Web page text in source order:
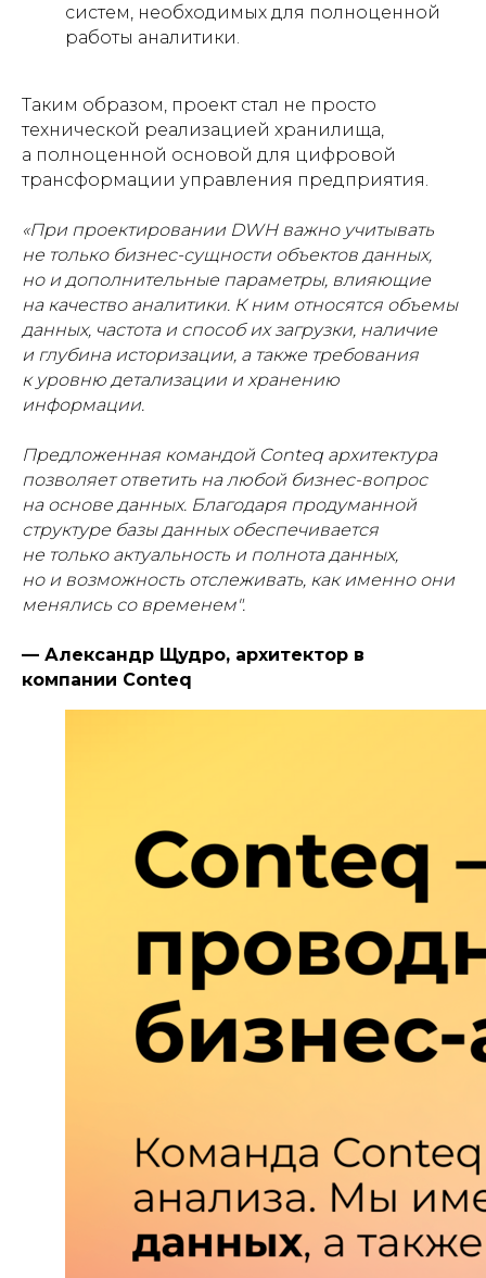
систем, необходимых для полноценной
работы аналитики.
Таким образом, проект стал не просто
технической реализацией хранилища,
а полноценной основой для цифровой
трансформации управления предприятия.
«При проектировании DWH важно учитывать
не только бизнес-сущности объектов данных,
но и дополнительные параметры, влияющие
на качество аналитики. К ним относятся объемы
данных, частота и способ их загрузки, наличие
и глубина историзации, а также требования
к уровню детализации и хранению
информации.
Предложенная командой Conteq архитектура
позволяет ответить на любой бизнес-вопрос
на основе данных. Благодаря продуманной
структуре базы данных обеспечивается
не только актуальность и полнота данных,
но и возможность отслеживать, как именно они
менялись со временем".
— Александр Щудро, архитектор в
компании Conteq